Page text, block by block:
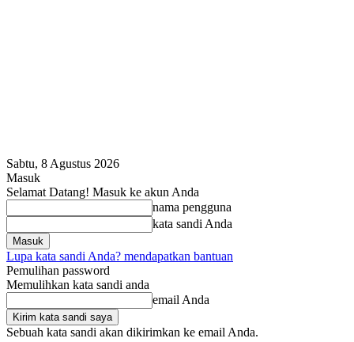
Sabtu, 8 Agustus 2026
Masuk
Selamat Datang! Masuk ke akun Anda
nama pengguna
kata sandi Anda
Lupa kata sandi Anda? mendapatkan bantuan
Pemulihan password
Memulihkan kata sandi anda
email Anda
Sebuah kata sandi akan dikirimkan ke email Anda.